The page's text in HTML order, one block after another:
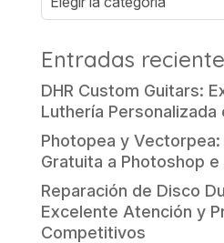
Entradas
DHR Custom Guitars:
Luthería Personalizada
Photopea y
Gratuita a Photoshop
Reparación de Disco
Excelente Atención y
Competitivos